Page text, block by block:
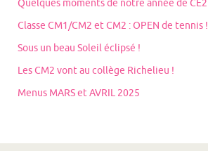
Quelques moments de notre année de CE2
Classe CM1/CM2 et CM2 : OPEN de tennis !
Sous un beau Soleil éclipsé !
Les CM2 vont au collège Richelieu !
Menus MARS et AVRIL 2025